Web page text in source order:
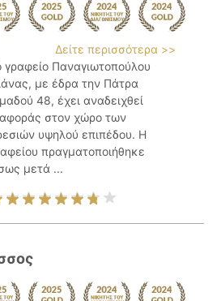
Δείτε περισσότερα >>
γραφείο Παναγιωτοπούλου
με έδρα την Πάτρα
48, έχει αναδειχθεί
στον χώρο των
υψηλού επιπέδου. Η
πραγματοποιήθηκε
μετά ...